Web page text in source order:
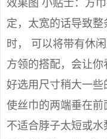
效果图 小贴士：方
定，太宽的话导致
时， 可以将带有休
方领的搭配，会让
好选用尺寸稍大一些
使丝巾的两端垂在
不适合脖子太短或水